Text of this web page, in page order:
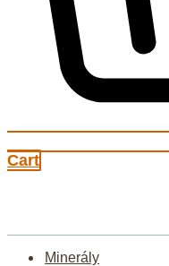
Cart
Minerály